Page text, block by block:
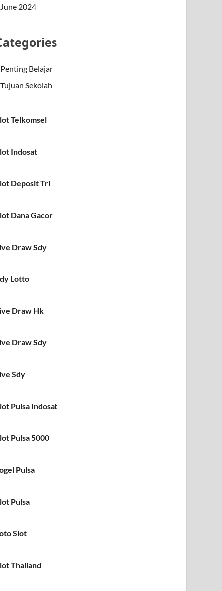
June 2024
Penting Belajar
Tujuan Sekolah
Telkomsel
Indosat
Deposit Tri
Dana Gacor
Draw Sdy
Lotto
Draw Hk
Draw Sdy
Sdy
Pulsa Indosat
Pulsa 5000
Pulsa
Pulsa
Slot
Thailand